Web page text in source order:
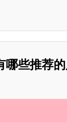
哪些推荐